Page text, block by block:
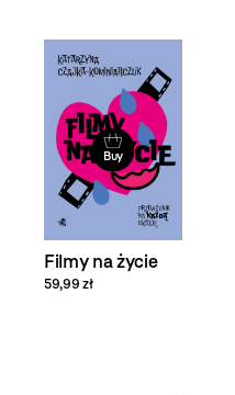
Buy
Filmy na życie
59,99 zł